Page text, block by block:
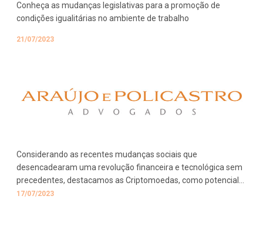
Conheça as mudanças legislativas para a promoção de
condições igualitárias no ambiente de trabalho
21/07/2023
Considerando as recentes mudanças sociais que
desencadearam uma revolução financeira e tecnológica sem
precedentes, destacamos as Criptomoedas, como potencial
forma de pagamento, causando questionamentos nas
17/07/2023